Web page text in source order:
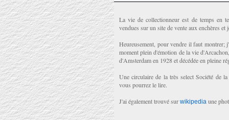
La vie de collectionneur est de temps en
vendues sur un site de vente aux enchères et
Heureusement, pour vendre il faut montrer;
moment plein d'émotion de la vie
d'Amsterdam en 1928 et décédée en pleine
Une circulaire de la très select Société de
vous pourrez le lire.
J'ai également trouvé sur wikipedia une